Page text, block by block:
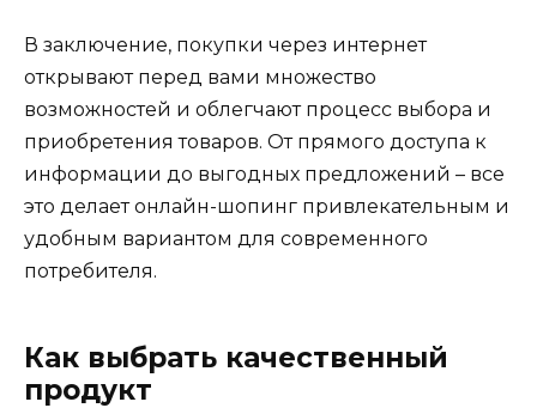
В заключение, покупки через интернет
открывают перед вами множество
возможностей и облегчают процесс выбора и
приобретения товаров. От прямого доступа к
информации до выгодных предложений – все
это делает онлайн-шопинг привлекательным и
удобным вариантом для современного
потребителя.
Как выбрать качественный
продукт